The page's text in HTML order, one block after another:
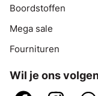
Boordstoffen
Mega sale
Fournituren
Wil je ons